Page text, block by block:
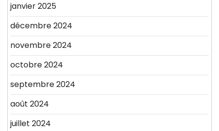
janvier 2025
décembre 2024
novembre 2024
octobre 2024
septembre 2024
août 2024
juillet 2024